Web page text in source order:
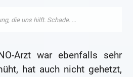
Arzt war ebenfalls sehr
hat auch nicht gehetzt,